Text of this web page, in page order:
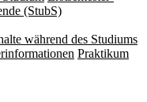
(StubS)
während des Studiums
Praktikum